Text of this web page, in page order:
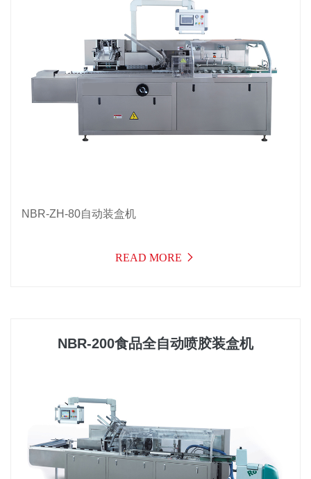
NBR-ZH-80自动装盒机
READ MORE
NBR-200食品全自动喷胶装盒机